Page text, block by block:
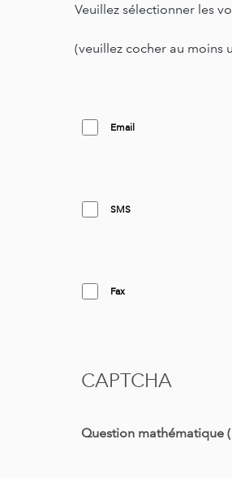
Veuillez sélectionner les
(veuillez cocher au moins
Email
SMS
Fax
CAPTCHA
Question mathématique